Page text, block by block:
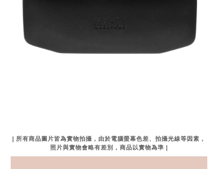
| 所有商品圖片皆為實物拍攝，由於電腦螢幕色差、拍攝光線等因素，
照片與實物會略有差別，商品以實物為準 |